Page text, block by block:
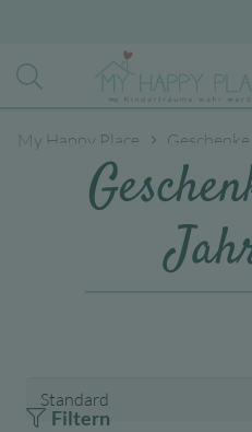
My Happy Place
Filtern